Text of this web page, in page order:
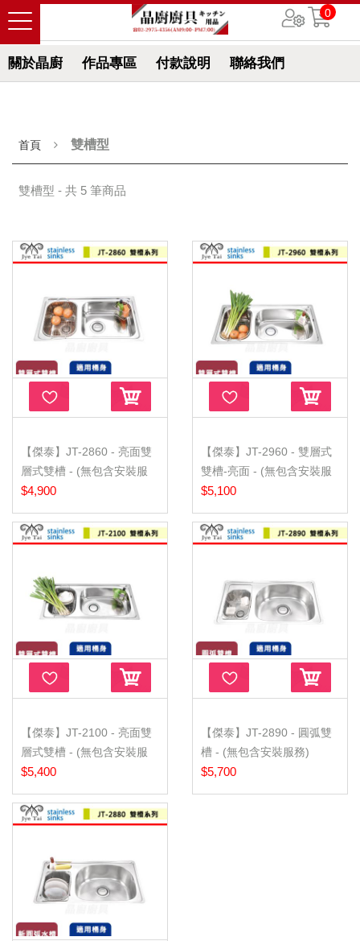
關於晶廚 作品專區 付款說明 聯絡我們
0
首頁 雙槽型
雙槽型 - 共 5 筆商品
【傑泰】JT-2860 - 亮面雙
層式雙槽 - (無包含安裝服
務...
$4,900
【傑泰】JT-2960 - 雙層式
雙槽-亮面 - (無包含安裝服
務...
$5,100
【傑泰】JT-2100 - 亮面雙
層式雙槽 - (無包含安裝服
務...
$5,400
【傑泰】JT-2890 - 圓弧雙
槽 - (無包含安裝服務)
$5,700